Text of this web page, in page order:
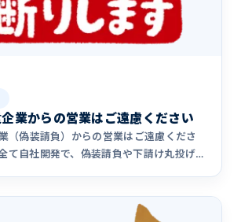
業からの営業はご遠慮ください
（偽装請負）からの営業はご遠慮くださ
て自社開発で、偽装請負や下請け丸投げ